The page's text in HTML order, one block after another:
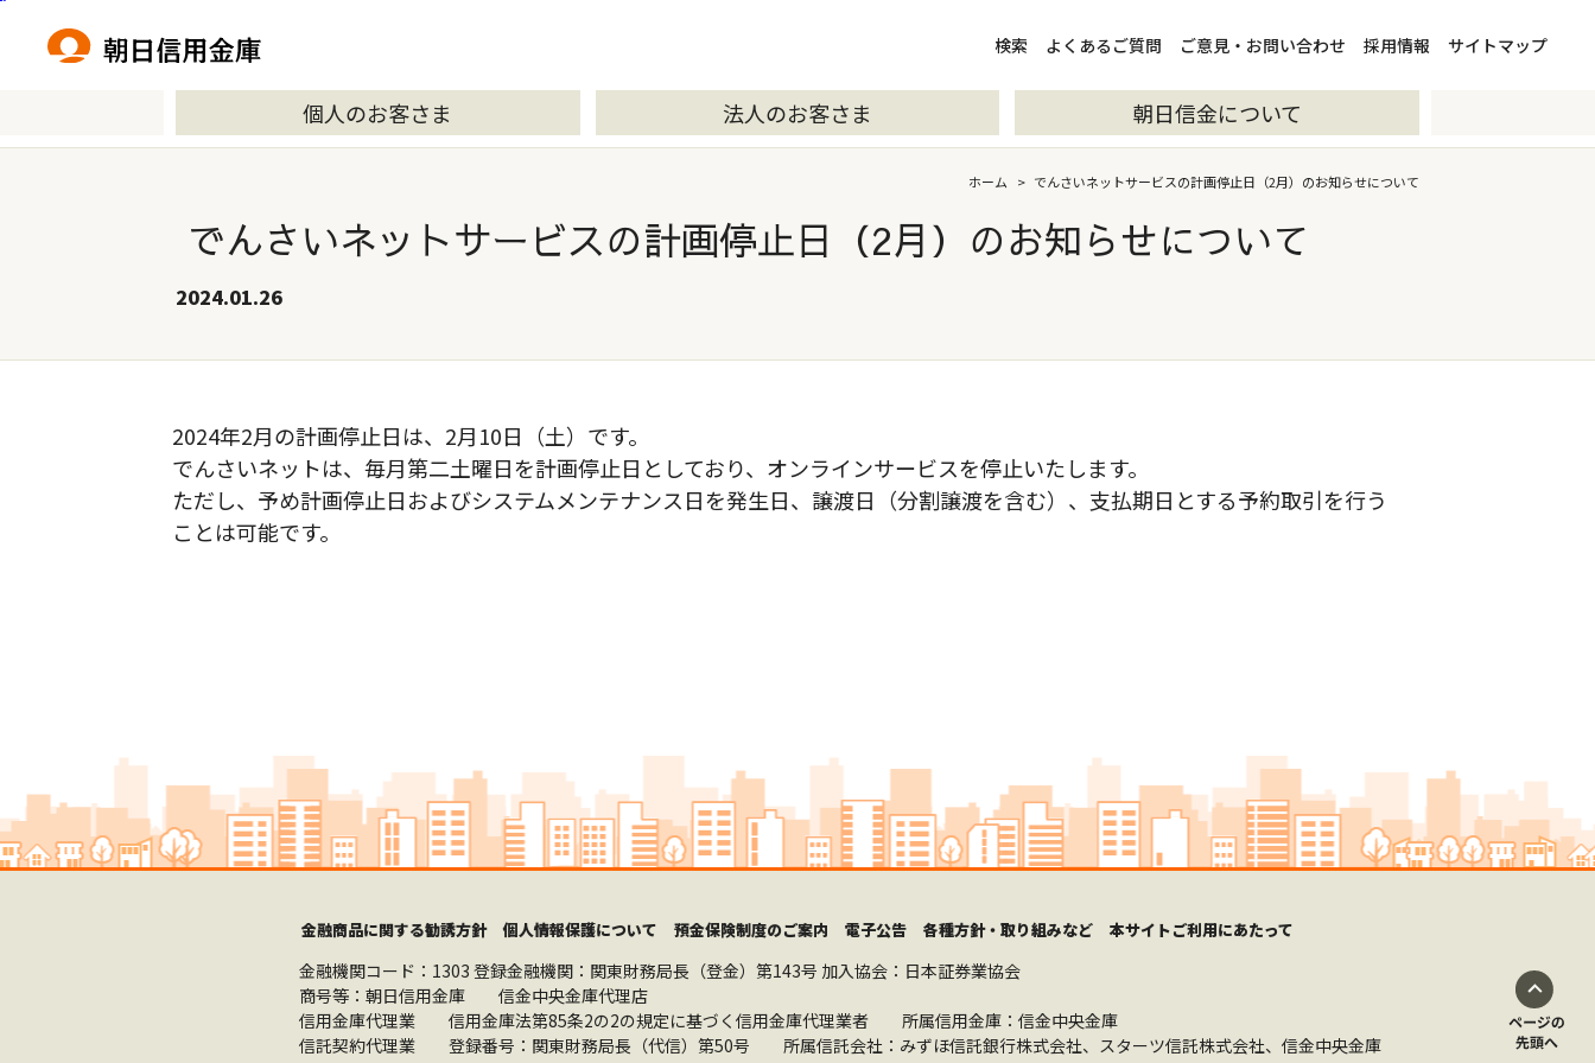
検索 検索
よくあるご質問 ご意見・お問い合わせ 採用情報 サイトマップ
個人のお客さま 法人のお客さま 朝日信金について
ホーム > でんさいネットサービスの計画停止日（2月）のお知らせについて
でんさいネットサービスの計画停止日（2月）のお知らせについて
2024.01.26
2024年2月の計画停止日は、2月10日（土）です。
でんさいネットは、毎月第二土曜日を計画停止日としており、オンラインサービスを停止いたします。
ただし、予め計画停止日およびシステムメンテナンス日を発生日、譲渡日（分割譲渡を含む）、支払期日とする予約取引を行う
ことは可能です。
金融商品に関する勧誘方針 個人情報保護について 預金保険制度のご案内 電子公告 各種方針・取り組みなど 本サイトご利用にあたって
金融機関コード：1303 登録金融機関：関東財務局長（登金）第143号 加入協会：日本証券業協会
商号等：朝日信用金庫 信金中央金庫代理店
信用金庫代理業 信用金庫法第85条2の2の規定に基づく信用金庫代理業者 所属信用金庫：信金中央金庫
信託契約代理業 登録番号：関東財務局長（代信）第50号 所属信託会社：みずほ信託銀行株式会社、スターツ信託株式会社、信金中央金庫